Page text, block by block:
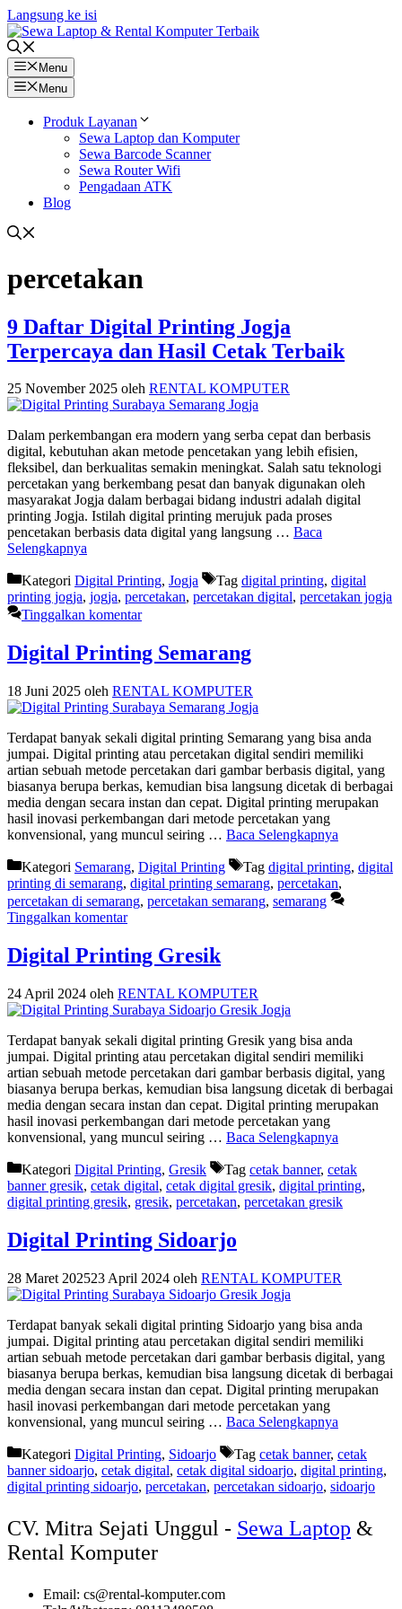
Langsung ke isi
Menu
Menu
Produk Layanan
Sewa Laptop dan Komputer
Sewa Barcode Scanner
Sewa Router Wifi
Pengadaan ATK
Blog
percetakan
9 Daftar Digital Printing Jogja
Terpercaya dan Hasil Cetak Terbaik
25 November 2025 oleh RENTAL KOMPUTER
Dalam perkembangan era modern yang serba cepat dan berbasis
digital, kebutuhan akan metode pencetakan yang lebih efisien,
fleksibel, dan berkualitas semakin meningkat. Salah satu teknologi
percetakan yang berkembang pesat dan banyak digunakan oleh
masyarakat Jogja dalam berbagai bidang industri adalah digital
printing Jogja. Istilah digital printing merujuk pada proses
pencetakan berbasis data digital yang langsung … Baca
Selengkapnya
Kategori Digital Printing, Jogja Tag digital printing, digital
printing jogja, jogja, percetakan, percetakan digital, percetakan jogja
Tinggalkan komentar
Digital Printing Semarang
18 Juni 2025 oleh RENTAL KOMPUTER
Terdapat banyak sekali digital printing Semarang yang bisa anda
jumpai. Digital printing atau percetakan digital sendiri memiliki
artian sebuah metode percetakan dari gambar berbasis digital, yang
biasanya berupa berkas, kemudian bisa langsung dicetak di berbagai
media dengan secara instan dan cepat. Digital printing merupakan
hasil inovasi perkembangan dari metode percetakan yang
konvensional, yang muncul seiring … Baca Selengkapnya
Kategori Semarang, Digital Printing Tag digital printing, digital
printing di semarang, digital printing semarang, percetakan,
percetakan di semarang, percetakan semarang, semarang
Tinggalkan komentar
Digital Printing Gresik
24 April 2024 oleh RENTAL KOMPUTER
Terdapat banyak sekali digital printing Gresik yang bisa anda
jumpai. Digital printing atau percetakan digital sendiri memiliki
artian sebuah metode percetakan dari gambar berbasis digital, yang
biasanya berupa berkas, kemudian bisa langsung dicetak di berbagai
media dengan secara instan dan cepat. Digital printing merupakan
hasil inovasi perkembangan dari metode percetakan yang
konvensional, yang muncul seiring … Baca Selengkapnya
Kategori Digital Printing, Gresik Tag cetak banner, cetak
banner gresik, cetak digital, cetak digital gresik, digital printing,
digital printing gresik, gresik, percetakan, percetakan gresik
Digital Printing Sidoarjo
28 Maret 202523 April 2024 oleh RENTAL KOMPUTER
Terdapat banyak sekali digital printing Sidoarjo yang bisa anda
jumpai. Digital printing atau percetakan digital sendiri memiliki
artian sebuah metode percetakan dari gambar berbasis digital, yang
biasanya berupa berkas, kemudian bisa langsung dicetak di berbagai
media dengan secara instan dan cepat. Digital printing merupakan
hasil inovasi perkembangan dari metode percetakan yang
konvensional, yang muncul seiring … Baca Selengkapnya
Kategori Digital Printing, Sidoarjo Tag cetak banner, cetak
banner sidoarjo, cetak digital, cetak digital sidoarjo, digital printing,
digital printing sidoarjo, percetakan, percetakan sidoarjo, sidoarjo
CV. Mitra Sejati Unggul - Sewa Laptop &
Rental Komputer
Email: cs@rental-komputer.com